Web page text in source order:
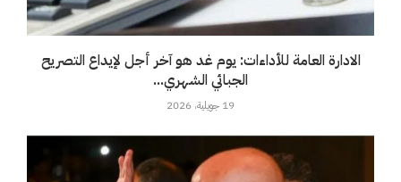
الادارة العامة للأداءات: يوم غد هو آخر أجل لإيداع التصريح
الجبائي الشهري...
19 جويلية، 2026